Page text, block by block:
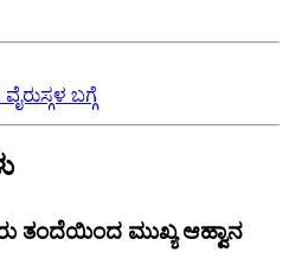
ಬಗ್ಗೆ
ತಂದೆಯಿಂದ ಮುಖ್ಯ ಆಹ್ವಾನ